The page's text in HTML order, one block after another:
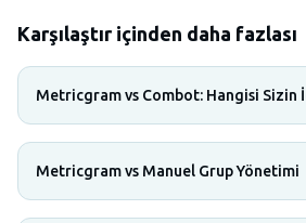
Karşılaştır içinden daha fazlası
Metricgram vs Combot: Hangisi Sizin
Metricgram vs Manuel Grup Yönetimi